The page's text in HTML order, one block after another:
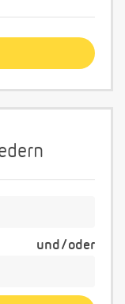
und/oder